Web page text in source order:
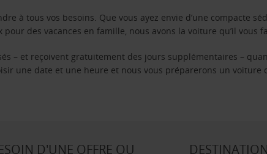
à tous vos besoins. Que vous ayez envie d’une compacte
pour des vacances en famille, nous avons la voiture qu’il vous
– et reçoivent gratuitement des jours supplémentaires –
une date et une heure et nous vous préparerons un voiture
D'UNE OFFRE OU